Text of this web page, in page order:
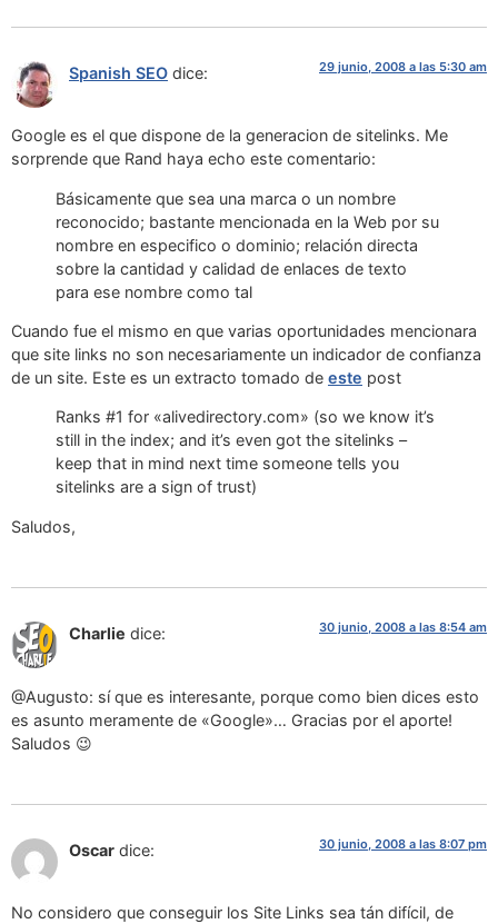
Spanish SEO dice: 29 junio, 2008 a las 5:30 am
Google es el que dispone de la generacion de sitelinks. Me
sorprende que Rand haya echo este comentario:
Básicamente que sea una marca o un nombre
reconocido; bastante mencionada en la Web por su
nombre en especifico o dominio; relación directa
sobre la cantidad y calidad de enlaces de texto
para ese nombre como tal
Cuando fue el mismo en que varias oportunidades mencionara
que site links no son necesariamente un indicador de confianza
de un site. Este es un extracto tomado de este post
Ranks #1 for «alivedirectory.com» (so we know it’s
still in the index; and it’s even got the sitelinks –
keep that in mind next time someone tells you
sitelinks are a sign of trust)
Saludos,
Charlie dice: 30 junio, 2008 a las 8:54 am
@Augusto: sí que es interesante, porque como bien dices esto
es asunto meramente de «Google»… Gracias por el aporte!
Saludos 😉
Oscar dice: 30 junio, 2008 a las 8:07 pm
No considero que conseguir los Site Links sea tán difícil, de